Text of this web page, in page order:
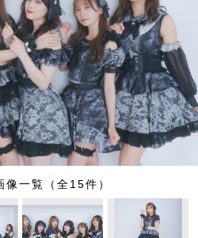
像一覧（全15件）